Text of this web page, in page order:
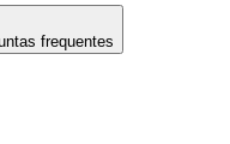
frequentes